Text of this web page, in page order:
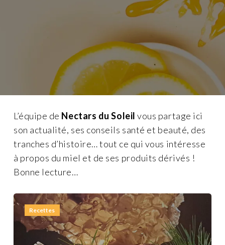
L’équipe de Nectars du Soleil vous partage ici
son actualité, ses conseils santé et beauté, des
tranches d’histoire… tout ce qui vous intéresse
à propos du miel et de ses produits dérivés !
Bonne lecture…
Recettes